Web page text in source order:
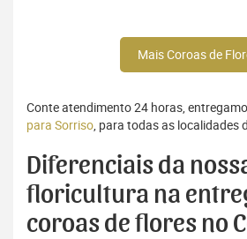
Mais Coroas de
Conte atendimento 24 horas,
para Sorriso, para todas as localidades
Diferenciais da
floricultura na
coroas de flores no